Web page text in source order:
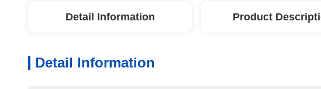
Detail Information Product
Detail Information